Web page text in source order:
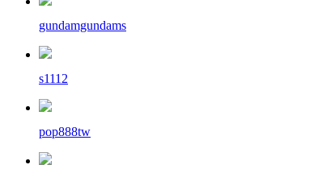
gundamgundams
s1112
pop888tw